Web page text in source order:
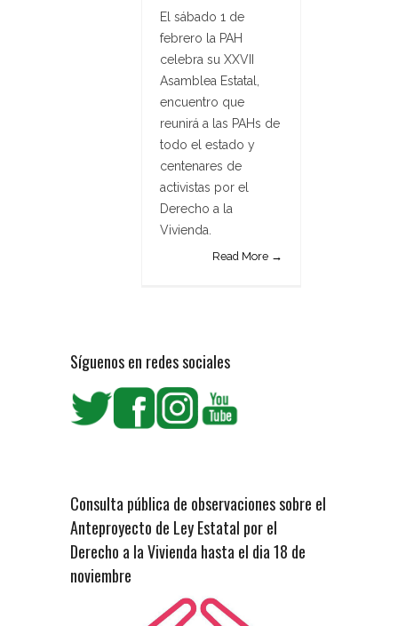
El sábado 1 de
febrero la PAH
celebra su XXVII
Asamblea Estatal,
encuentro que
reunirá a las PAHs de
todo el estado y
centenares de
activistas por el
Derecho a la
Vivienda.
Read More →
Síguenos en redes sociales
Consulta pública de observaciones sobre el
Anteproyecto de Ley Estatal por el
Derecho a la Vivienda hasta el dia 18 de
noviembre